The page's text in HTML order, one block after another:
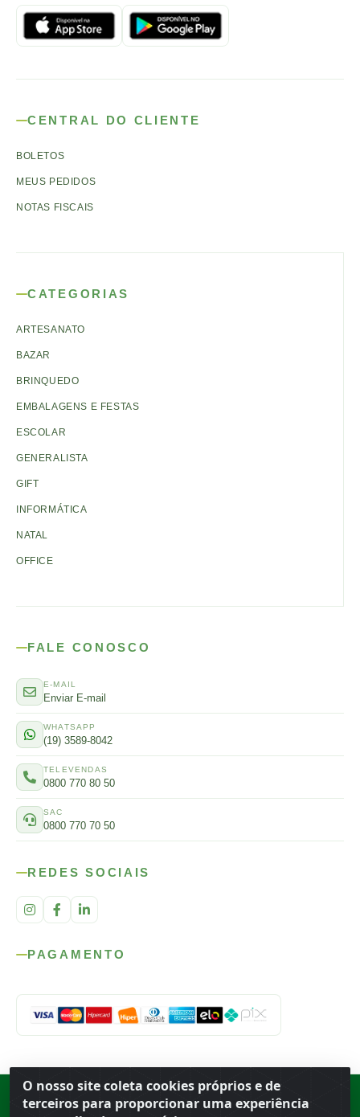
O nosso site coleta cookies próprios e de
terceiros para proporcionar uma experiência
CENTRAL DO CLIENTE
BOLETOS
MEUS PEDIDOS
NOTAS FISCAIS
CATEGORIAS
ARTESANATO
BAZAR
BRINQUEDO
EMBALAGENS E FESTAS
ESCOLAR
GENERALISTA
GIFT
INFORMÁTICA
NATAL
OFFICE
FALE CONOSCO
E-MAIL
Enviar E-mail
WHATSAPP
(19) 3589-8042
TELEVENDAS
0800 770 80 50
SAC
0800 770 70 50
REDES SOCIAIS
PAGAMENTO
Rod. SP-215, s/n, km 98 — Área Rural Porto Ferreira ·BR
· CEP
· CNPJ 56.679.863/0001-91